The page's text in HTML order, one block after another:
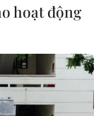
hoạt động